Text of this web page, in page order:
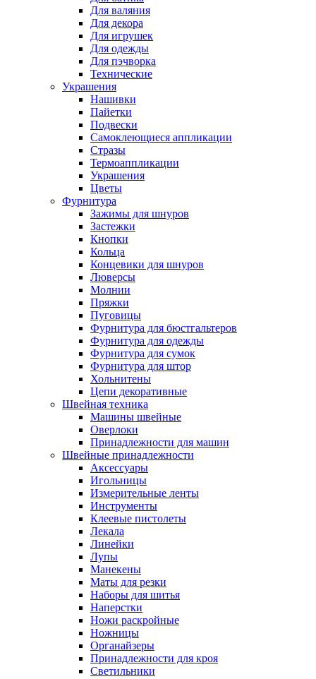
Для валяния
Для декора
Для игрушек
Для одежды
Для пэчворка
Технические
Украшения
Нашивки
Пайетки
Подвески
Самоклеющиеся аппликации
Стразы
Термоаппликации
Украшения
Цветы
Фурнитура
Зажимы для шнуров
Застежки
Кнопки
Кольца
Концевики для шнуров
Люверсы
Молнии
Пряжки
Пуговицы
Фурнитура для бюстгальтеров
Фурнитура для одежды
Фурнитура для сумок
Фурнитура для штор
Хольнитены
Цепи декоративные
Швейная техника
Машины швейные
Оверлоки
Принадлежности для машин
Швейные принадлежности
Аксессуары
Игольницы
Измерительные ленты
Инструменты
Клеевые пистолеты
Лекала
Линейки
Лупы
Манекены
Маты для резки
Наборы для шитья
Наперстки
Ножи раскройные
Ножницы
Органайзеры
Принадлежности для кроя
Светильники